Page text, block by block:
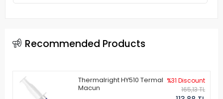
Recommended Products
Thermalright HY510 Termal
Macun
%31 Discount
165,13 TL